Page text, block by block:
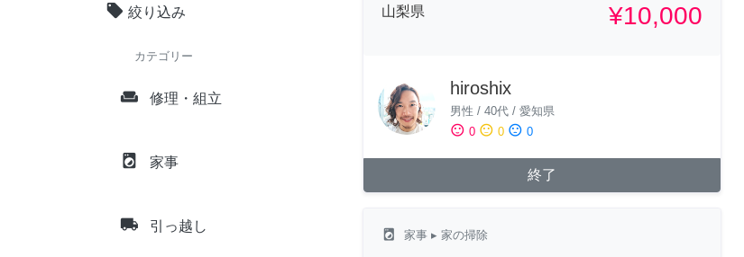
local_offer 絞り込み
カテゴリー
weekend 修理・組立
local_laundry_service 家事
local_shipping 引っ越し
山梨県
¥10,000
hiroshix
男性 / 40代 / 愛知県
sentiment_satisfied 0 sentiment_neutral 0 sentiment_dissatisfied 0
終了
local_laundry_service 家事 ▸ 家の掃除